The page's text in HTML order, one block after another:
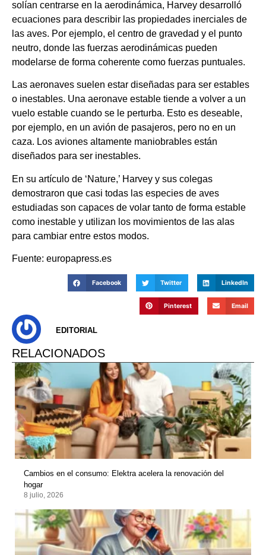
solían centrarse en la aerodinámica, Harvey desarrolló
ecuaciones para describir las propiedades inerciales de
las aves. Por ejemplo, el centro de gravedad y el punto
neutro, donde las fuerzas aerodinámicas pueden
modelarse de forma coherente como fuerzas puntuales.
Las aeronaves suelen estar diseñadas para ser estables
o inestables. Una aeronave estable tiende a volver a un
vuelo estable cuando se le perturba. Esto es deseable,
por ejemplo, en un avión de pasajeros, pero no en un
caza. Los aviones altamente maniobrables están
diseñados para ser inestables.
En su artículo de ‘Nature,’ Harvey y sus colegas
demostraron que casi todas las especies de aves
estudiadas son capaces de volar tanto de forma estable
como inestable y utilizan los movimientos de las alas
para cambiar entre estos modos.
Fuente: europapress.es
Facebook Twitter LinkedIn
Pinterest Email
EDITORIAL
RELACIONADOS
Cambios en el consumo: Elektra acelera la renovación del
hogar
8 julio, 2026